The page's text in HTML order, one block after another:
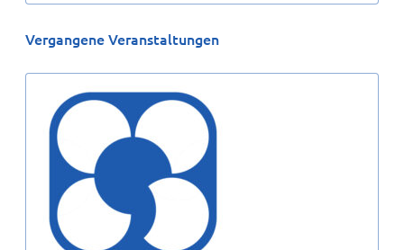
Vergangene Veranstaltungen